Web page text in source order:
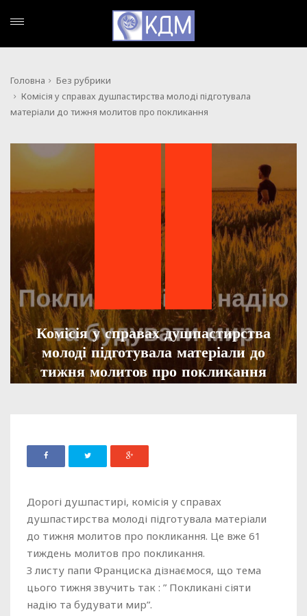
Головна
Без рубрики
Комісія у справах душпастирства молоді підготувала
матеріали до тижня молитов про покликання
Комісія у справах душпастирства
молоді підготувала матеріали до
тижня молитов про покликання
Дорогі душпастирі, комісія у справах
душпастирства молоді підготувала матеріали
до тижня молитов про покликання. Це вже 61
тиждень молитов про покликання.
З листу папи Франциска дізнаємося, що тема
цього тижня звучить так : ” Покликані сіяти
надію та будувати мир”.